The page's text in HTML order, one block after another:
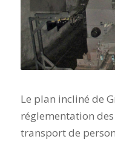
Le plan incliné de
réglementation
transport de